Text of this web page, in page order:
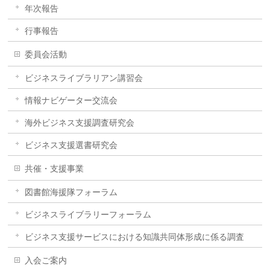
年次報告
行事報告
委員会活動
ビジネスライブラリアン講習会
情報ナビゲーター交流会
海外ビジネス支援調査研究会
ビジネス支援選書研究会
共催・支援事業
図書館海援隊フォーラム
ビジネスライブラリーフォーラム
ビジネス支援サービスにおける知識共同体形成に係る調査
入会ご案内